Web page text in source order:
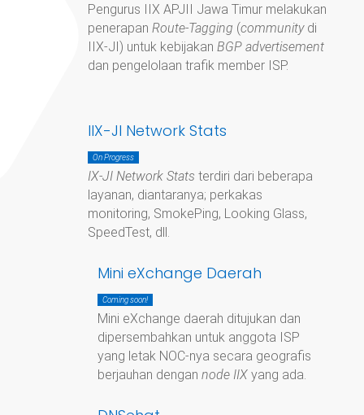
Pengurus IIX APJII Jawa Timur melakukan
penerapan Route-Tagging (communitydi
IIX-JI) untuk kebijakan BGP advertisement
dan pengelolaan trafik member ISP.
IIX-JI Network Stats
On Progress
IX-JI Network Stats terdiri dari beberapa
layanan, diantaranya; perkakas
monitoring, SmokePing, Looking Glass,
SpeedTest, dll.
Mini eXchange Daerah
Coming soon!
Mini eXchange daerah ditujukan dan
dipersembahkan untuk anggota ISP
yang letak NOC-nya secara geografis
berjauhan dengan node IIXyang ada.